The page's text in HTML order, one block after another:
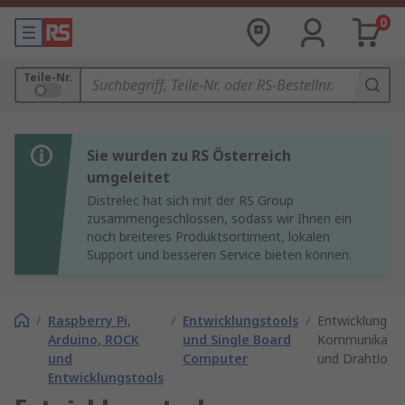
0
Teile-Nr.
Sie wurden zu RS Österreich
umgeleitet
Distrelec hat sich mit der RS Group
zusammengeschlossen, sodass wir Ihnen ein
noch breiteres Produktsortiment, lokalen
Support und besseren Service bieten können.
/ Raspberry Pi,
Arduino, ROCK
und
Entwicklungstools
/ Entwicklungstools
und Single Board
Computer
/
und Drahtlos